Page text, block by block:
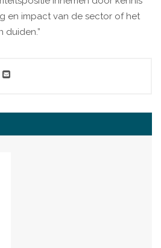
en impact van de sector of het
duiden.”